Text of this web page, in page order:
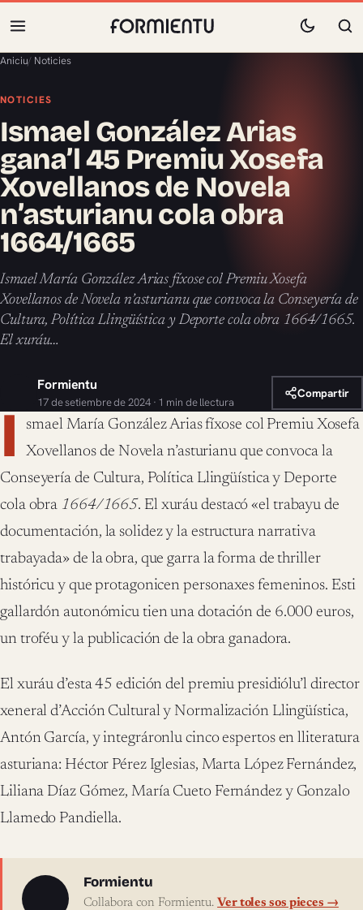
Aniciu/ Noticies
NOTICIES
Ismael González Arias
gana’l 45 Premiu Xosefa
Xovellanos de Novela
n’asturianu cola obra
1664/1665
Ismael María González Arias fíxose col Premiu Xosefa
Xovellanos de Novela n’asturianu que convoca la Conseyería de
Cultura, Política Llingüística y Deporte cola obra 1664/1665.
El xuráu…
Formientu
17 de setiembre de 2024 · 1 min de llectura
Compartir
I smael María González Arias fíxose col Premiu Xosefa
Xovellanos de Novela n’asturianu que convoca la
Conseyería de Cultura, Política Llingüística y Deporte
cola obra 1664/1665. El xuráu destacó «el trabayu de
documentación, la solidez y la estructura narrativa
trabayada» de la obra, que garra la forma de thriller
históricu y que protagonicen personaxes femeninos. Esti
gallardón autonómicu tien una dotación de 6.000 euros,
un troféu y la publicación de la obra ganadora.
El xuráu d’esta 45 edición del premiu presidiólu’l director
xeneral d’Acción Cultural y Normalización Llingüística,
Antón García, y integráronlu cinco espertos en lliteratura
asturiana: Héctor Pérez Iglesias, Marta López Fernández,
Liliana Díaz Gómez, María Cueto Fernández y Gonzalo
Llamedo Pandiella.
Sobre l'autor
Formientu
Collabora con Formientu. Ver toles sos pieces →